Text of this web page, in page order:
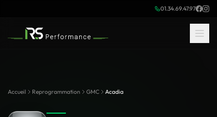
01.34.69.47.97
Accueil Reprogrammation GMC Acadia